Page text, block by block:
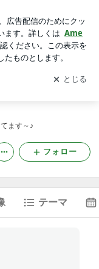
を受け取りまし
開く
ます～♪
フォロー
テーマ